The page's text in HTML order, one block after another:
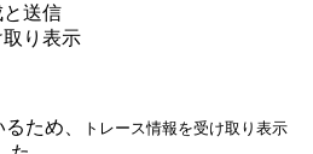
と送信
取り表示
ため、 トレース情報を受け取り表示